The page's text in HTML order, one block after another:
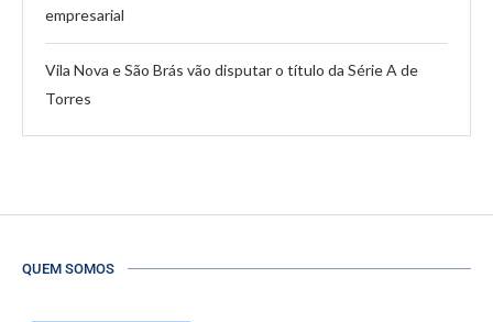
empresarial
Vila Nova e São Brás vão disputar o título da Série A de
Torres
QUEM SOMOS